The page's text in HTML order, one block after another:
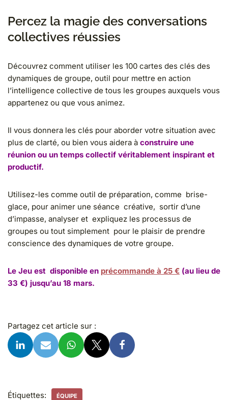
Percez la magie des conversations
collectives réussies
Découvrez comment utiliser les 100 cartes des clés des
dynamiques de groupe, outil pour mettre en action
l’intelligence collective de tous les groupes auxquels vous
appartenez ou que vous animez.
Il vous donnera les clés pour aborder votre situation avec
plus de clarté, ou bien vous aidera à construire une
réunion ou un temps collectif véritablement inspirant et
productif.
Utilisez-les comme outil de préparation, comme brise-
glace, pour animer une séance créative, sortir d’une
d’impasse, analyser et expliquez les processus de
groupes ou tout simplement pour le plaisir de prendre
conscience des dynamiques de votre groupe.
Le Jeu est disponible en précommande à 25 € (au lieu de
33 €) jusqu’au 18 mars.
Partagez cet article sur :
Étiquettes: ÉQUIPE